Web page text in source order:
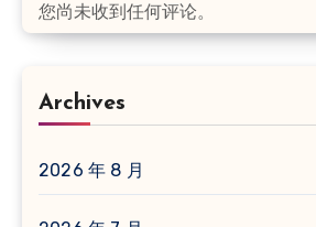
您尚未收到任何评论。
Archives
2026 年 8 月